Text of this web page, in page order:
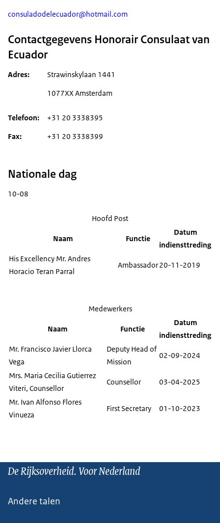
consuladodelecuador@hotmail.com
Contactgegevens Honorair Consulaat van
Ecuador
Adres
Strawinskylaan 1441
1077XX Amsterdam
Telefoon +31 20 3338395
Fax +31 20 3338399
Nationale dag
10-08
Hoofd Post
Naam Functie
Datum
indiensttreding
His Excellency Mr. Andres
Horacio Teran Parral
Ambassador20-11-2019
Medewerkers
Naam Functie
Datum
indiensttreding
Mr. Francisco Javier Llorca
Vega
Deputy Head of
Mission
02-09-2024
Mrs. Maria Cecilia Gutierrez
Viteri, Counsellor
Counsellor 03-04-2025
Mr. Ivan Alfonso Flores
Vinueza
First Secretary 01-10-2023
De Rijksoverheid. Voor Nederland
Andere talen